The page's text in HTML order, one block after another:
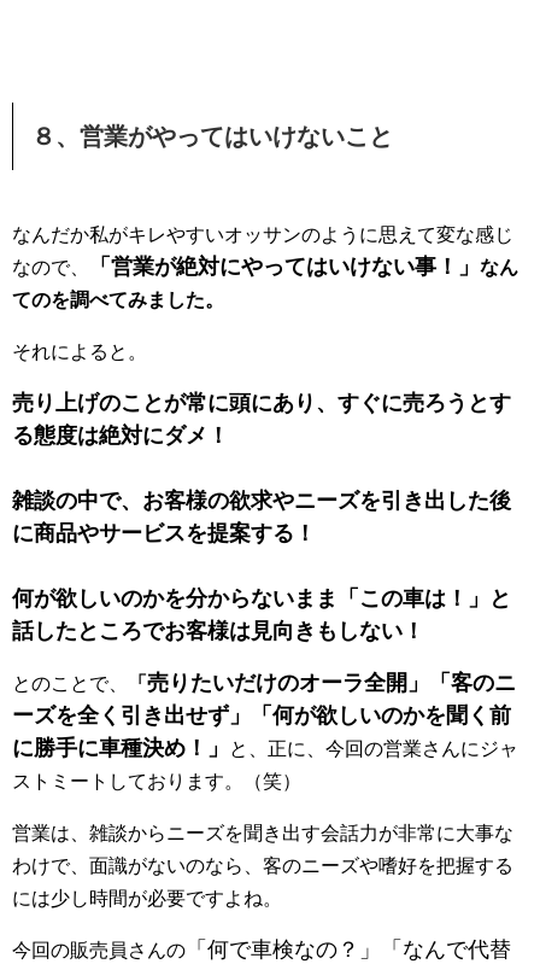
８、営業がやってはいけないこと
なんだか私がキレやすいオッサンのように思えて変な感じ
なので、
「営業が絶対にやってはいけない事！」 なん
てのを調べてみました。
それによると。
売り上げのことが常に頭にあり、すぐに売ろうとす
る態度は絶対にダメ！
雑談の中で、お客様の欲求やニーズを引き出した後
に商品やサービスを提案する！
何が欲しいのかを分からないまま「この車は！」と
話したところでお客様は見向きもしない！
とのことで、 「 売りたいだけのオーラ全開」「客のニ
ーズを全く引き出せず」「何が欲しいのかを聞く前
に勝手に車種決め！」
と、正に、今回の営業さんにジャ
ストミートしております。（笑）
営業は、雑談からニーズを聞き出す会話力が非常に大事な
わけで、面識がないのなら、客のニーズや嗜好を把握する
には少し時間が必要ですよね。
今回の販売員さんの 「何で車検なの？」「なんで代替